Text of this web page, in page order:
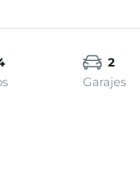
2
Garajes